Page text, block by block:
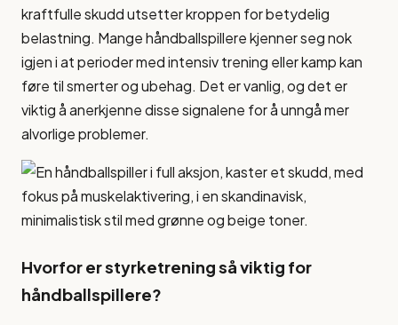
kraftfulle skudd utsetter kroppen for betydelig
belastning. Mange håndballspillere kjenner seg nok
igjen i at perioder med intensiv trening eller kamp kan
føre til smerter og ubehag. Det er vanlig, og det er
viktig å anerkjenne disse signalene for å unngå mer
alvorlige problemer.
Hvorfor er styrketrening så viktig for
håndballspillere?